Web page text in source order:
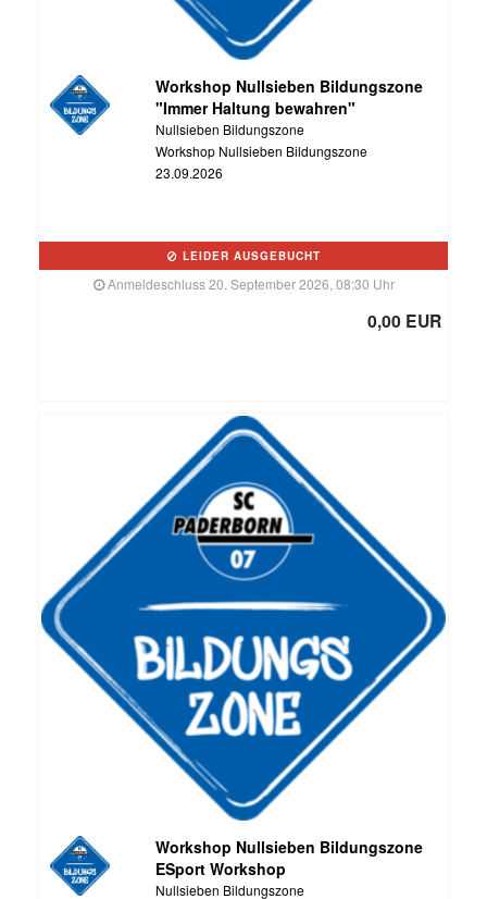
Workshop Nullsieben Bildungszone
"Immer Haltung bewahren"
Nullsieben Bildungszone
Workshop Nullsieben Bildungszone
23.09.2026
LEIDER AUSGEBUCHT
Anmeldeschluss 20. September 2026, 08:30 Uhr
0,00 EUR
Workshop Nullsieben Bildungszone
ESport Workshop
Nullsieben Bildungszone